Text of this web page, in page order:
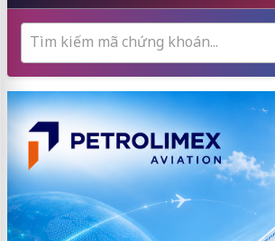
Tìm kiếm mã chứng khoán...